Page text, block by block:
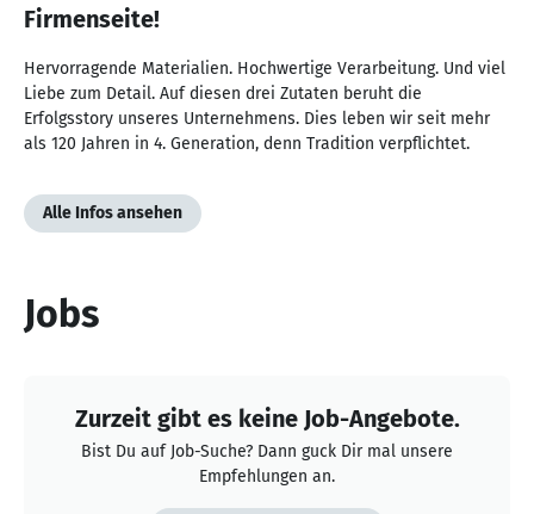
Firmenseite!
Hervorragende Materialien. Hochwertige Verarbeitung. Und viel
Liebe zum Detail. Auf diesen drei Zutaten beruht die
Erfolgsstory unseres Unternehmens. Dies leben wir seit mehr
als 120 Jahren in 4. Generation, denn Tradition verpflichtet.
Alle Infos ansehen
Jobs
Zurzeit gibt es keine Job-Angebote.
Bist Du auf Job-Suche? Dann guck Dir mal unsere
Empfehlungen an.